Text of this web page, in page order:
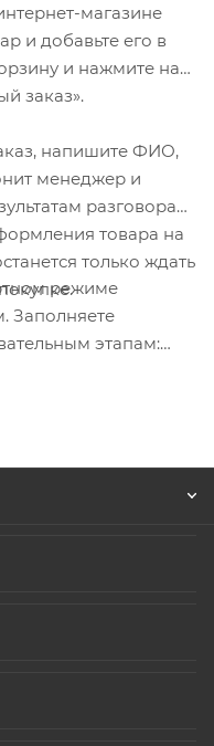
магазине
и добавьте его в
и нажмите на
заказ».
напишите ФИО,
менеджер и
разговора
товара на
только ждать
режиме
Заполняете
этапам: